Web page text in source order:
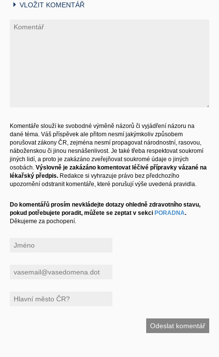
VLOŽIT KOMENTÁŘ
Komentáře slouží ke svobodné výměně názorů či vyjádření názoru na
dané téma. Váš příspěvek ale přitom nesmí jakýmkoliv způsobem
porušovat zákony ČR, zejména nesmí propagovat národnostní, rasovou,
náboženskou či jinou nesnášenlivost. Je také třeba respektovat soukromí
jiných lidí, a proto je zakázáno zveřejňovat soukromé údaje o jiných
osobách. Výslovně je zakázáno komentovat léčivé přípravky vázané na
lékařský předpis. Redakce si vyhrazuje právo bez předchozího
upozornění odstranit komentáře, které porušují výše uvedená pravidla.
Do komentářů prosím nevkládejte dotazy ohledně zdravotního stavu,
pokud potřebujete poradit, můžete se zeptat v sekci PORADNA.
Děkujeme za pochopení.